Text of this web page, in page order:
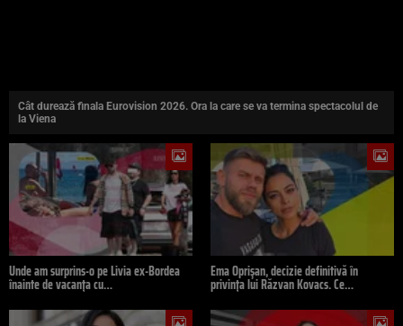
Cât durează finala Eurovision 2026. Ora la care se va termina spectacolul de
la Viena
Unde am surprins-o pe Livia ex-Bordea
înainte de vacanța cu…
Ema Oprișan, decizie definitivă în
privința lui Răzvan Kovacs. Ce…